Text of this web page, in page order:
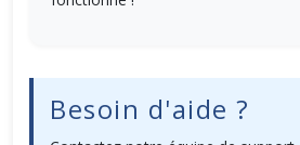
Besoin d'aide ?